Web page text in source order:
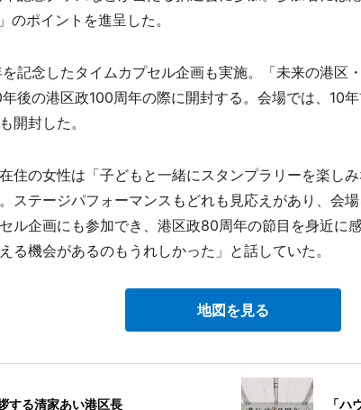
のポイントを進呈した。
記念したタイムカプセル企画も実施。「未来の港区
後の港区政100周年の際に開封する。会場では、10
開封した。
住の女性は「子どもと一緒にスタンプラリーを楽し
ステージパフォーマンスもどれも見応えがあり、会
ル企画にも参加でき、港区政80周年の節目を身近に
る機会があるのもうれしかった」と話していた。
地図を見る
する清家あい港区長 「ハ